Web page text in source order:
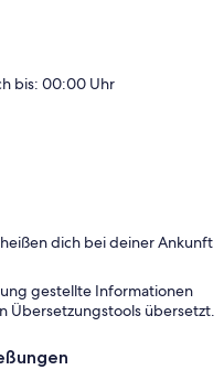
bis: 00:00 Uhr
dich bei deiner Ankunft
gestellte Informationen
Übersetzungstools übersetzt.